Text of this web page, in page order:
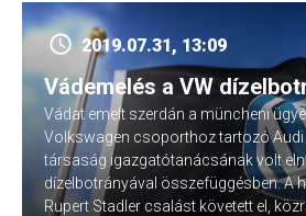
2019.07.31, 13:09
Vádemelés a VW
Vádat emelt szerdán a müncheni
Volkswagen csoporthoz tartozó
társaság igazgatótanácsának volt
dízelbotrányával összefüggésben. A
Rupert Stadler csalást követett el,